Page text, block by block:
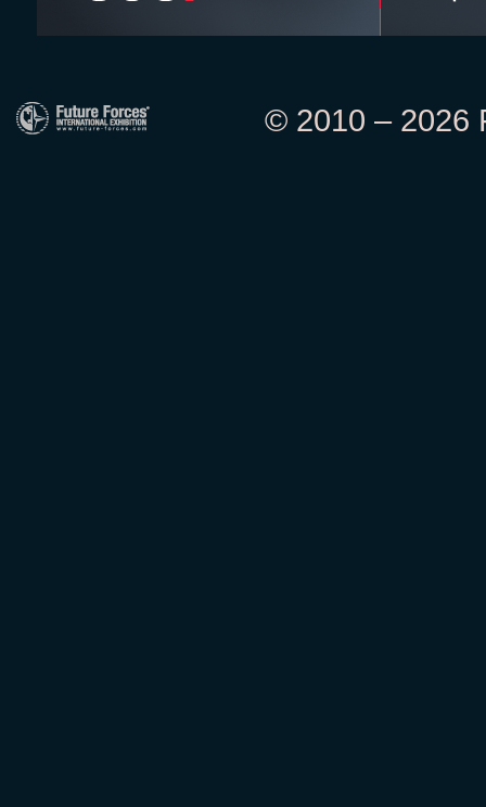
© 2010 – 2026